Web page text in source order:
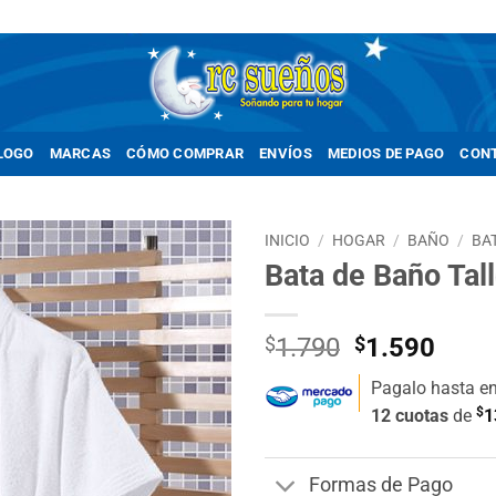
MARCAS CÓMO COMPRAR ENVÍOS MEDIOS DE PAGO
Añadir
a la
lista de
deseos
INICIO / HOGAR / BAÑO /
Bata de Baño
$1.790 El
precio
original
era:
$1.790.
$1.590
actual
es:
Pagalo hasta en
12 cuotas de $
Formas de Pago